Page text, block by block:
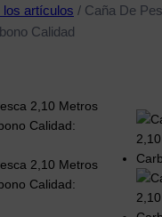
los artículos / Caña De
Calidad